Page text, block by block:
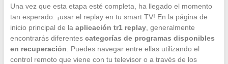
Una vez que esta etapa esté completa, ha llegado el momento
tan esperado: ¡usar el replay en tu smart TV! En la página de
inicio principal de la aplicación tr1 replay, generalmente
encontrarás diferentes categorías de programas disponibles
en recuperación . Puedes navegar entre ellas utilizando el
control remoto que viene con tu televisor o a través de los